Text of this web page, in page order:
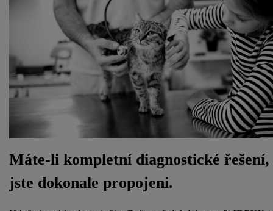
Máte-li kompletní diagnostické řešení,
jste dokonale propojeni.